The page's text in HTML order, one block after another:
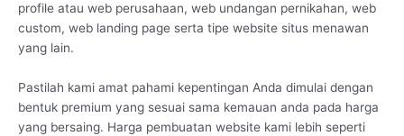
profile atau web perusahaan, web undangan pernikahan, web
custom, web landing page serta tipe website situs menawan
yang lain.
Pastilah kami amat pahami kepentingan Anda dimulai dengan
bentuk premium yang sesuai sama kemauan anda pada harga
yang bersaing. Harga pembuatan website kami lebih seperti